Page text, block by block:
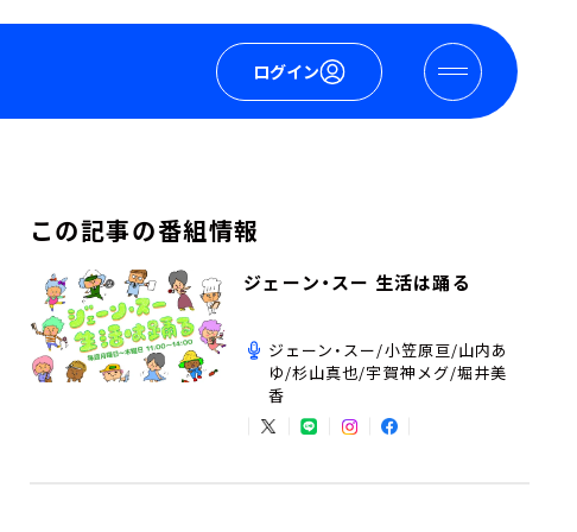
ログイン
この記事の番組情報
ジェーン・スー 生活は踊る
ジェーン・スー/小笠原亘/山内あ
ゆ/杉山真也/宇賀神メグ/堀井美
香